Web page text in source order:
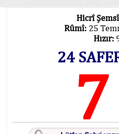
Hicrî
Rûmî: 25
Hızır:
24
7